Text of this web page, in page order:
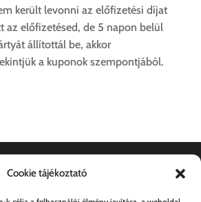
Cookie tájékoztató
került levonni az előfizetési díjat
az előfizetésed, de 5 napon belül
állítottál be, akkor
a kuponok szempontjából.